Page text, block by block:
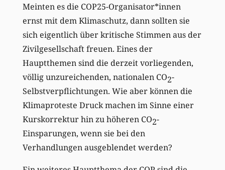
Meinten es die COP25-Organisator*innen
ernst mit dem Klimaschutz, dann sollten sie
sich eigentlich über kritische Stimmen aus der
Zivilgesellschaft freuen. Eines der
Hauptthemen sind die derzeit vorliegenden,
völlig unzureichenden, nationalen CO2-
Selbstverpflichtungen. Wie aber können die
Klimaproteste Druck machen im Sinne einer
Kurskorrektur hin zu höheren CO2-
Einsparungen, wenn sie bei den
Verhandlungen ausgeblendet werden?